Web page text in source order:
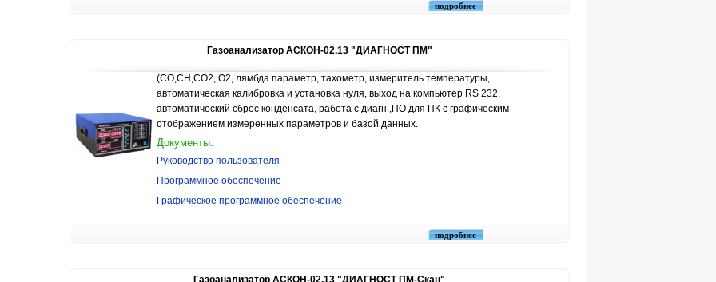
подробнее
Газоанализатор АСКОН-02.13 "ДИАГНОСТ ПМ"
(СО,СН,СО2, О2, лямбда параметр, тахометр, измеритель температуры,
автоматическая калибровка и установка нуля, выход на компьютер RS 232,
автоматический сброс конденсата, работа с диагн.,ПО для ПК с графическим
отображением измеренных параметров и базой данных.
Документы:
Руководство пользователя
Программное обеспечение
Графическое программное обеспечение
подробнее
Газоанализатор АСКОН-02.13 "ДИАГНОСТ ПМ-Скан"